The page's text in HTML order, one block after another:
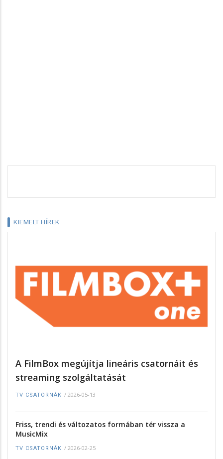
KIEMELT HÍREK
A FilmBox megújítja lineáris csatornáit és
streaming szolgáltatását
TV CSATORNÁK / 2026-05-13
Friss, trendi és változatos formában tér vissza a
MusicMix
TV CSATORNÁK / 2026-02-25